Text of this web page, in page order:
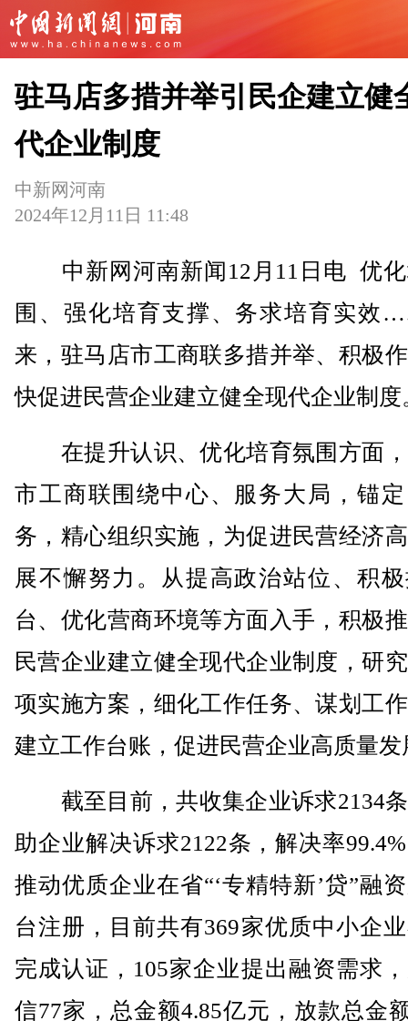
驻马店多措并举引民企建立健
代企业制度
中新网河南
2024年12月11日 11:48
中新网河南新闻12月11日电 优化
围、强化培育支撑、务求培育实效
来，驻马店市工商联多措并举、积极
快促进民营企业建立健全现代企业制度
在提升认识、优化培育氛围方面
市工商联围绕中心、服务大局，锚
务，精心组织实施，为促进民营经济
展不懈努力。从提高政治站位、积
台、优化营商环境等方面入手，积极
民营企业建立健全现代企业制度，研
项实施方案，细化工作任务、谋划工
建立工作台账，促进民营企业高质量发
截至目前，共收集企业诉求2134
助企业解决诉求2122条，解决率
推动优质企业在省“‘专精特新’贷”融
台注册，目前共有369家优质中小企
完成认证，105家企业提出融资需求
信77家，总金额4.85亿元，放款总金